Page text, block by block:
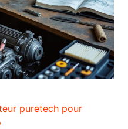
puretech pour